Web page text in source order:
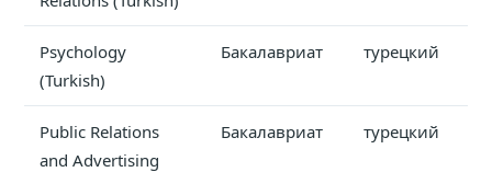
Psychology
(Turkish)
Бакалавриат турецкий
Public Relations
and Advertising
Бакалавриат турецкий